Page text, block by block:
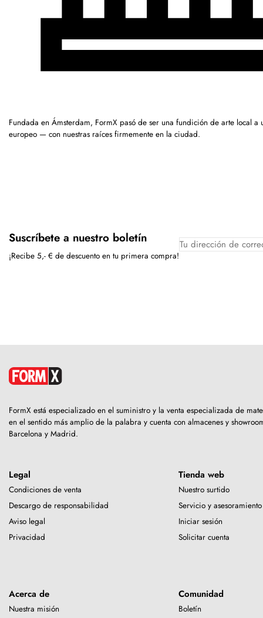
Fundada en Ámsterdam, FormX pasó de ser una fundición de arte local
europeo — con nuestras raíces firmemente en la ciudad.
Suscríbete a nuestro boletín
¡Recibe 5,- € de descuento en tu primera compra!
FormX está especializado en el suministro y la venta especializada de
en el sentido más amplio de la palabra y cuenta con almacenes y
Barcelona y Madrid.
Legal
Condiciones de venta
Descargo de responsabilidad
Aviso legal
Privacidad
Tienda web
Nuestro surtido
Servicio y asesoramiento
Iniciar sesión
Solicitar cuenta
Acerca de
Nuestra misión
Comunidad
Boletín